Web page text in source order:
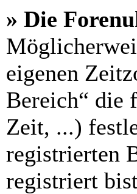
» Die
eigenen
Bereich“ die
Zeit, ...)
registrierten
registriert